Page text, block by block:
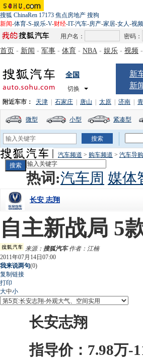
搜狐 ChinaRen 17173 焦点房地产 搜狗
新闻-体育-S-娱乐-V-财经-IT-汽车-房产-家居-女人-视频
用户名：
密码：
首页 - 新闻 - 军事 - 体育 - NBA - 娱乐 - 视频 -
全国
切换
新
新
附近车市： 天津 石家庄 唐山 太原 济南
微型 小型 紧凑型
汽车频道 > 购车频道 > 汽车导购
热词:汽车周 媒体
长安 志翔
自主新战局 5
来源： 搜狐汽车作者：江楠
2011年07月14日07:00
我来说两句(0)
复制链接
打印
大中小
长安志翔
指导价：7.98万-